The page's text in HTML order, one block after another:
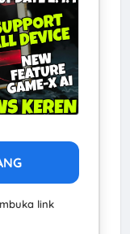
link